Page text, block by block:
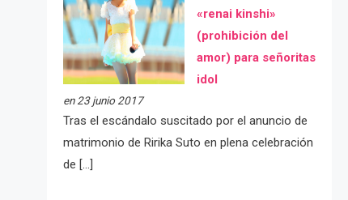
«renai kinshi»
(prohibición del
amor) para señoritas
idol
en 23 junio 2017
Tras el escándalo suscitado por el anuncio de
matrimonio de Ririka Suto en plena celebración
de […]